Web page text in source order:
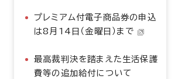
プレミアム付電子商品券の申込
は8月14日（金曜日）まで
最高裁判決を踏まえた生活保護
費等の追加給付について